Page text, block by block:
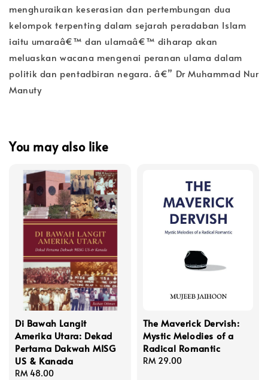
menghuraikan keserasian dan pertembungan dua
kelompok terpenting dalam sejarah peradaban Islam
iaitu umaraâ€™ dan ulamaâ€™ diharap akan
meluaskan wacana mengenai peranan ulama dalam
politik dan pentadbiran negara. â€” Dr Muhammad Nur
Manuty
You may also like
Di Bawah Langit
Amerika Utara: Dekad
Pertama Dakwah MISG
US & Kanada
Regular
RM 48.00
The Maverick Dervish:
Mystic Melodies of a
Radical Romantic
Regular
RM 29.00